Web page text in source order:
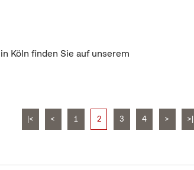
Köln finden Sie auf unserem
|< < 1 2 3 4 > >|